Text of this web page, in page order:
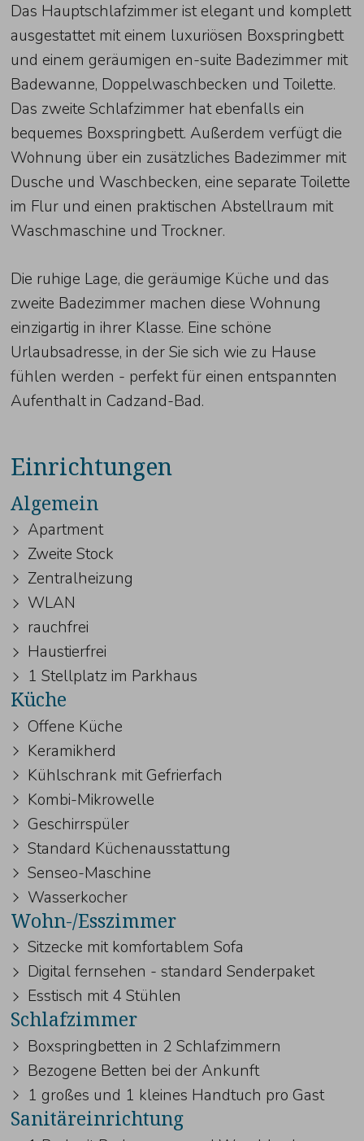
Das Hauptschlafzimmer ist elegant und komplett
ausgestattet mit einem luxuriösen Boxspringbett
und einem geräumigen en-suite Badezimmer mit
Badewanne, Doppelwaschbecken und Toilette.
Das zweite Schlafzimmer hat ebenfalls ein
bequemes Boxspringbett. Außerdem verfügt die
Wohnung über ein zusätzliches Badezimmer mit
Dusche und Waschbecken, eine separate Toilette
im Flur und einen praktischen Abstellraum mit
Waschmaschine und Trockner.
Die ruhige Lage, die geräumige Küche und das
zweite Badezimmer machen diese Wohnung
einzigartig in ihrer Klasse. Eine schöne
Urlaubsadresse, in der Sie sich wie zu Hause
fühlen werden - perfekt für einen entspannten
Aufenthalt in Cadzand-Bad.
Einrichtungen
Algemein
Apartment
Zweite Stock
Zentralheizung
WLAN
rauchfrei
Haustierfrei
1 Stellplatz im Parkhaus
Küche
Offene Küche
Keramikherd
Kühlschrank mit Gefrierfach
Kombi-Mikrowelle
Geschirrspüler
Standard Küchenausstattung
Senseo-Maschine
Wasserkocher
Wohn-/Esszimmer
Sitzecke mit komfortablem Sofa
Digital fernsehen - standard Senderpaket
Esstisch mit 4 Stühlen
Schlafzimmer
Boxspringbetten in 2 Schlafzimmern
Bezogene Betten bei der Ankunft
1 großes und 1 kleines Handtuch pro Gast
Sanitäreinrichtung